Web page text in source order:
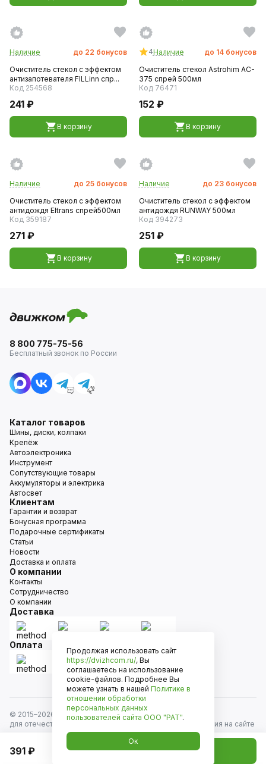
Наличие до 22 бонусов
Очиститель стекол с эффектом
антизапотевателя FILLinn спр...
Код 254568
241 ₽
В корзину
4Наличие до 14 бонусов
Очиститель стекол Astrohim AC-
375 спрей 500мл
Код 76471
152 ₽
В корзину
Наличие до 25 бонусов
Очиститель стекол с эффектом
антидождя Eltrans спрей500мл
Код 359187
271 ₽
В корзину
Наличие до 23 бонусов
Очиститель стекол с эффектом
антидождя RUNWAY 500мл
Код 394273
251 ₽
В корзину
391 ₽ Добавить в корзину
8 800 775-75-56
Бесплатный звонок по России
Каталог товаров
Шины, диски, колпаки
Крепёж
Автоэлектроника
Инструмент
Сопутствующие товары
Аккумуляторы и электрика
Автосвет
Клиентам
Гарантии и возврат
Бонусная программа
Подарочные сертификаты
Статьи
Новости
Доставка и оплата
О компании
Контакты
Сотрудничество
О компании
Доставка
Оплата
© 2015–2026
Движком — сеть магазинов автозапчастей
для отечественных автомобилей и иномарок. Информация на сайте
носит исключительно информационный характер и не является
публичной офертой, определяемой положениями
ст. 437 Гражданского кодекса РФ. Все права защищены.
Продолжая использовать сайт
https://dvizhcom.ru/, Вы
соглашаетесь на использование
cookie-файлов. Подробнее Вы
можете узнать в нашей Политике в
отношении обработки
персональных данных
пользователей сайта ООО "РАТ".
Ок